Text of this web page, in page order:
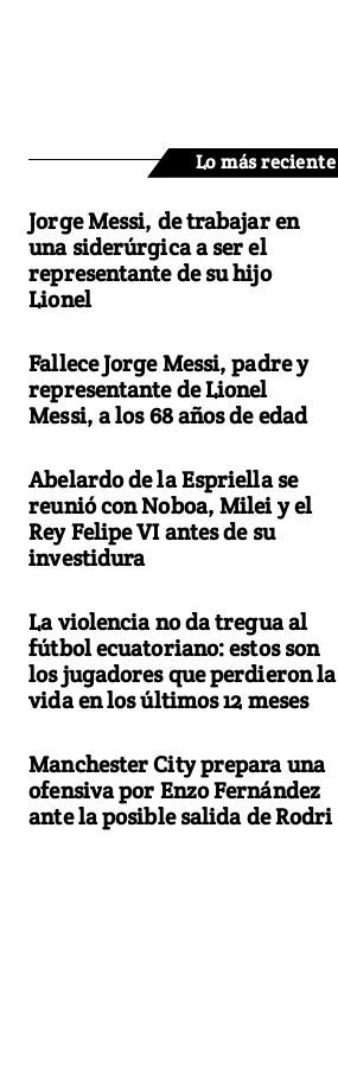
Lo más reciente
Jorge Messi, de trabajar en
una siderúrgica a ser el
representante de su hijo
Lionel
Fallece Jorge Messi, padre y
representante de Lionel
Messi, a los 68 años de edad
Abelardo de la Espriella se
reunió con Noboa, Milei y el
Rey Felipe VI antes de su
investidura
La violencia no da tregua al
fútbol ecuatoriano: estos son
los jugadores que perdieron la
vida en los últimos 12 meses
Manchester City prepara una
ofensiva por Enzo Fernández
ante la posible salida de Rodri